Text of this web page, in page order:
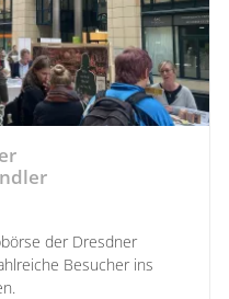
der Dresdner
Besucher ins